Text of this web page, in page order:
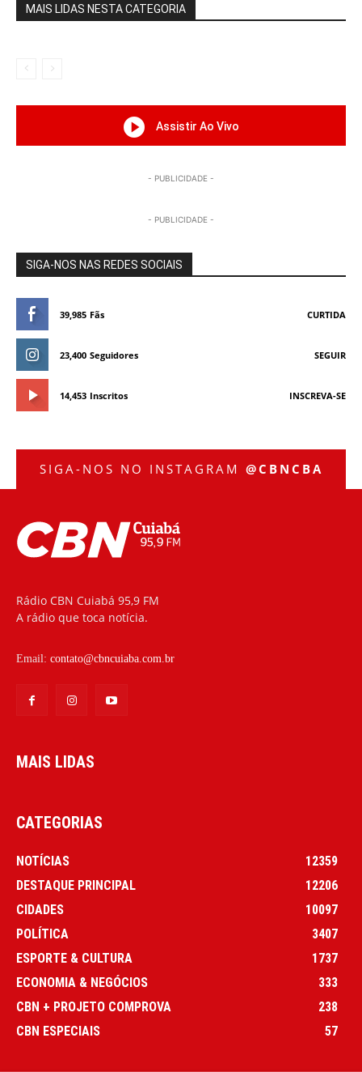
MAIS LIDAS NESTA CATEGORIA
Assistir Ao Vivo
- PUBLICIDADE -
- PUBLICIDADE -
SIGA-NOS NAS REDES SOCIAIS
39,985 Fãs CURTIDA
23,400 Seguidores SEGUIR
14,453 Inscritos INSCREVA-SE
SIGA-NOS NO INSTAGRAM @CBNCBA
Rádio CBN Cuiabá 95,9 FM
A rádio que toca notícia.
Email: contato@cbncuiaba.com.br
MAIS LIDAS
CATEGORIAS
NOTÍCIAS
12359
DESTAQUE PRINCIPAL
12206
CIDADES
10097
POLÍTICA
3407
ESPORTE & CULTURA
1737
ECONOMIA & NEGÓCIOS
333
CBN + PROJETO COMPROVA
238
CBN ESPECIAIS
57